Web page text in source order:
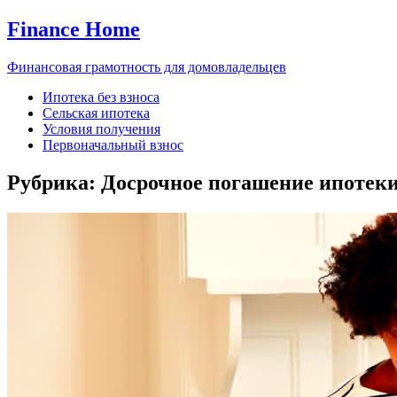
Finance Home
Финансовая грамотность для домовладельцев
Ипотека без взноса
Сельская ипотека
Условия получения
Первоначальный взнос
Рубрика: Досрочное погашение